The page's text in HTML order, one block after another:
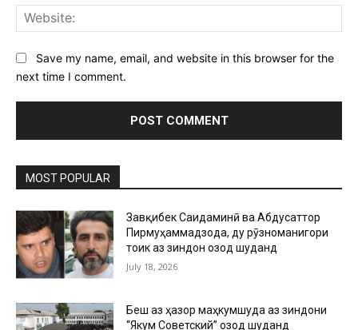
Save my name, email, and website in this browser for the
next time I comment.
MOST POPULAR
Завқибек Саидаминӣ ва Абдусаттор
Пирмуҳаммадзода, ду рӯзноманигори
тоҷик аз зиндон озод шуданд
July 18, 2026
Беш аз ҳазор маҳкумшуда аз зиндони
“Якум Советский” озод шуданд